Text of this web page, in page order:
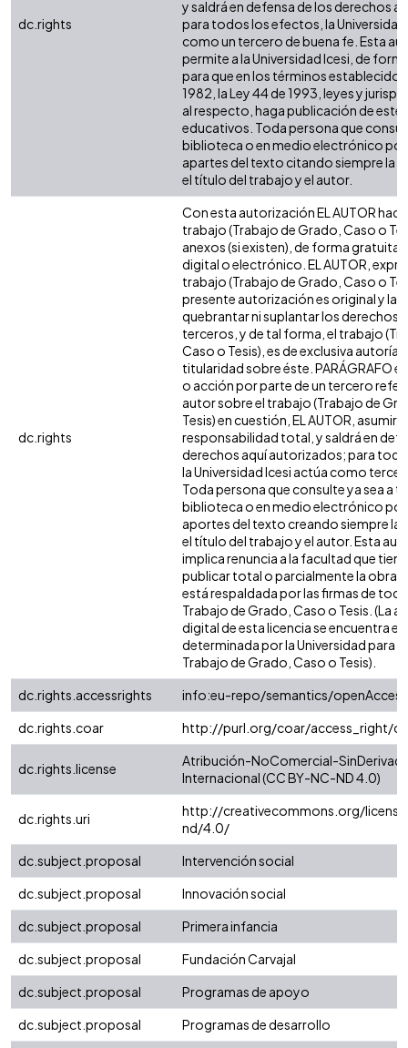
dc.rights
y saldrá en defensa de los derechos
para todos los efectos, la Universidad
como un tercero de buena fe. Esta
permite a la Universidad Icesi, de
para que en los términos establecidos
1982, la Ley 44 de 1993, leyes y
al respecto, haga publicación de este
educativos. Toda persona que
biblioteca o en medio electrónico
apartes del texto citando siempre la
el título del trabajo y el autor.
dc.rights
Con esta autorización EL AUTOR
trabajo (Trabajo de Grado, Caso o
anexos (si existen), de forma gratuita
digital o electrónico. EL AUTOR,
trabajo (Trabajo de Grado, Caso o
presente autorización es original y la
quebrantar ni suplantar los derechos
terceros, y de tal forma, el trabajo
Caso o Tesis), es de exclusiva autoría
titularidad sobre éste. PARÁGRAFO
o acción por parte de un tercero
autor sobre el trabajo (Trabajo de
Tesis) en cuestión, EL AUTOR, asumirá
responsabilidad total, y saldrá en
derechos aquí autorizados; para
la Universidad Icesi actúa como
Toda persona que consulte ya sea a
biblioteca o en medio electrónico
aportes del texto creando siempre la
el título del trabajo y el autor. Esta
implica renuncia a la facultad que tiene
publicar total o parcialmente la obra.
está respaldada por las firmas de
Trabajo de Grado, Caso o Tesis. (La
digital de esta licencia se encuentra
determinada por la Universidad para
Trabajo de Grado, Caso o Tesis).
dc.rights.accessrights
info:eu-repo/semantics/openAccess
dc.rights.coar
http://purl.org/coar/access_right/
dc.rights.license
Atribución-NoComercial-
Internacional (CC BY-NC-ND 4.0)
dc.rights.uri
http://creativecommons.org/
nd/4.0/
dc.subject.proposal
Intervención social
dc.subject.proposal
Innovación social
dc.subject.proposal
Primera infancia
dc.subject.proposal
Fundación Carvajal
dc.subject.proposal
Programas de apoyo
dc.subject.proposal
Programas de desarrollo